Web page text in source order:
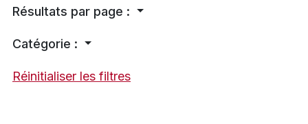
Résultats par page :
Catégorie :
Réinitialiser les filtres